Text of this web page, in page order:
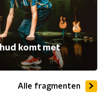
komt met
Alle fragmenten